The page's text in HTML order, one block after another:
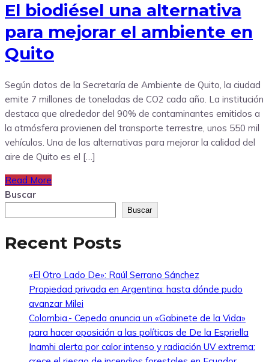
El biodiésel una alternativa
para mejorar el ambiente en
Quito
Según datos de la Secretaría de Ambiente de Quito, la ciudad
emite 7 millones de toneladas de CO2 cada año. La institución
destaca que alrededor del 90% de contaminantes emitidos a
la atmósfera provienen del transporte terrestre, unos 550 mil
vehículos. Una de las alternativas para mejorar la calidad del
aire de Quito es el […]
Read More
Buscar
Buscar
Recent Posts
«El Otro Lado De»: Raúl Serrano Sánchez
Propiedad privada en Argentina: hasta dónde pudo
avanzar Milei
Colombia.- Cepeda anuncia un «Gabinete de la Vida»
para hacer oposición a las políticas de De la Espriella
Inamhi alerta por calor intenso y radiación UV extrema: